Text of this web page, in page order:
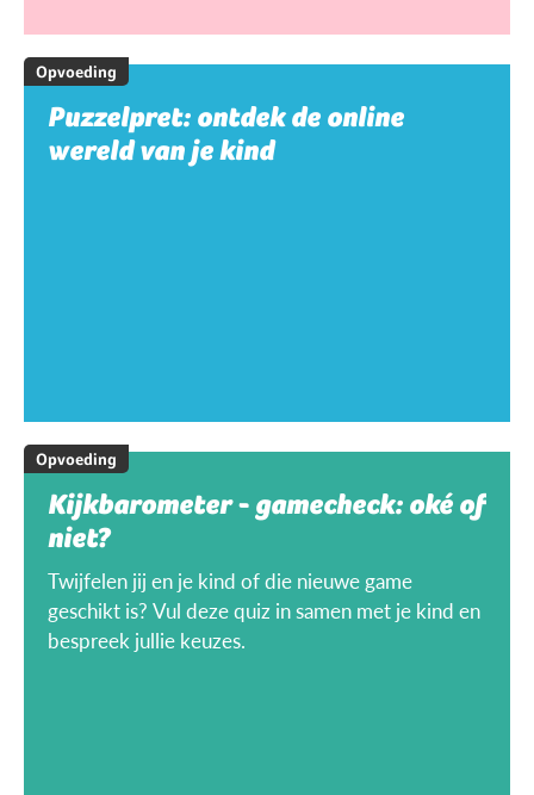
Opvoeding
Puzzelpret: ontdek de online
wereld van je kind
Opvoeding
Kijkbarometer - gamecheck: oké of
niet?
Twijfelen jij en je kind of die nieuwe game
geschikt is? Vul deze quiz in samen met je kind en
bespreek jullie keuzes.